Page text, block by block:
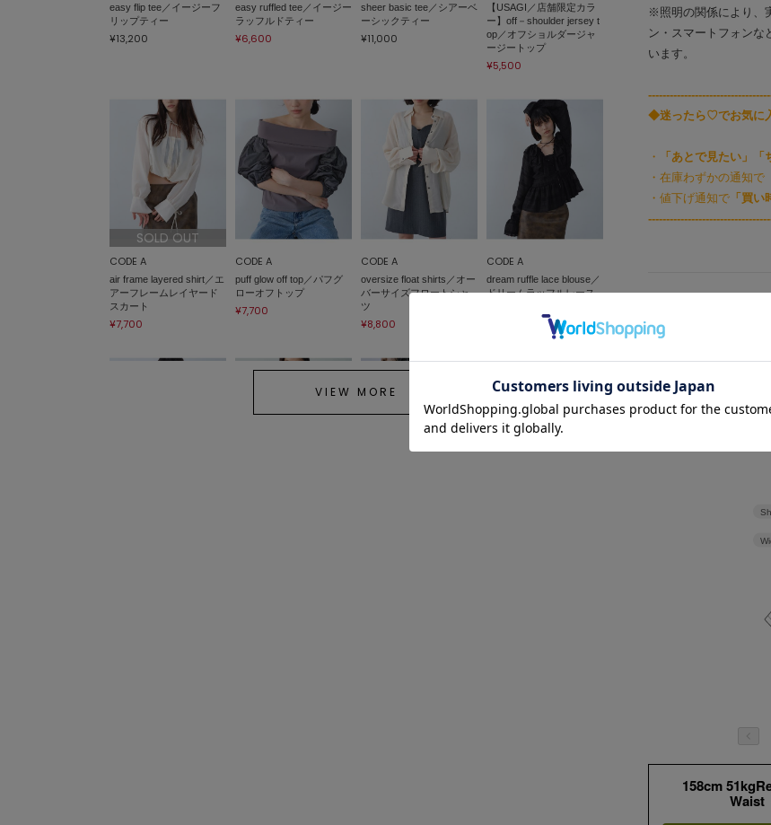
※照明の関係により、
ン・スマートフォンな
います。
◆迷ったら♡でお気に
・ 「あとで見たい」「
・在庫わずかの通知で
・値下げ通知で 「買い
158cm
Waist
easy flip tee／イージーフ
リップティー
¥13,200
easy ruffled tee／イージー
ラッフルドティー
¥6,600
sheer basic tee／シアーベ
ーシックティー
¥11,000
【USAGI／店舗限定カラ
ー】off－shoulder jersey t
op／オフショルダージャ
ージートップ
¥5,500
SOLD OUT
CODE A
air frame layered shirt／エ
アーフレームレイヤード
スカート
¥7,700
CODE A
puff glow off top／パフグ
ローオフトップ
¥7,700
CODE A
oversize float shirts／オー
バーサイズフロートシャ
ツ
¥8,800
CODE A
dream ruffle lace blouse／
ドリームラッフルレース
VIEW MORE